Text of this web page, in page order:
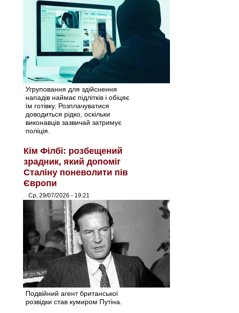
Угруповання для здійснення
нападів наймає підлітків і обіцяє
їм готівку. Розплачуватися
доводиться рідко, оскільки
виконавців зазвичай затримує
поліція.
Кім Філбі: розбещений
зрадник, який допоміг
Сталіну поневолити пів
Європи
Ср, 29/07/2026 - 19:21
Подвійний агент британської
розвідки став кумиром Путіна.